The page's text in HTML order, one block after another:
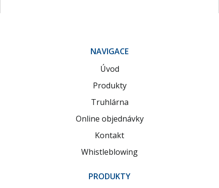
NAVIGACE
Úvod
Produkty
Truhlárna
Online objednávky
Kontakt
Whistleblowing
PRODUKTY